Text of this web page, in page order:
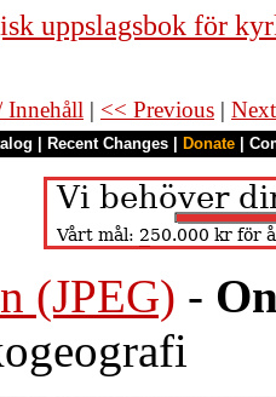
uppslagsbok för
Innehåll | << Previous |
Recent Changes Donate
(JPEG) -